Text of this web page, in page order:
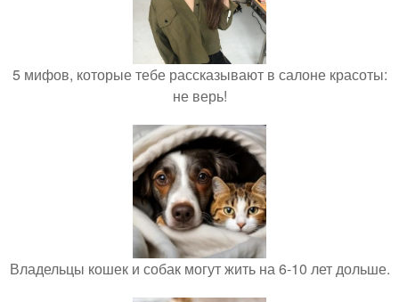
5 мифов, которые тебе рассказывают в салоне красоты:
не верь!
Владельцы кошек и собак могут жить на 6-10 лет дольше.